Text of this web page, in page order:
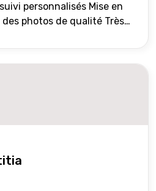
personnalisés Mise en
photos de qualité Très
du financement des
financiers
Deutschland Inter agence